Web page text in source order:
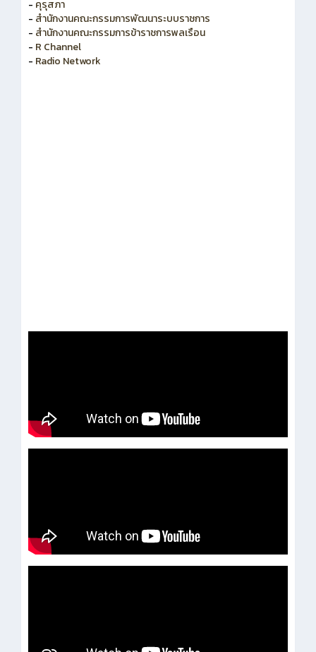
- คุรุสภา
- สำนักงานคณะกรรมการพัฒนาระบบราชการ
- สำนักงานคณะกรรมการข้าราชการพลเรือน
- R Channel
- Radio Network